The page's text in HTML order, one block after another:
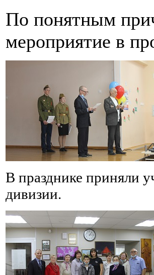
По понятным
мероприятие в
В празднике приняли
дивизии.